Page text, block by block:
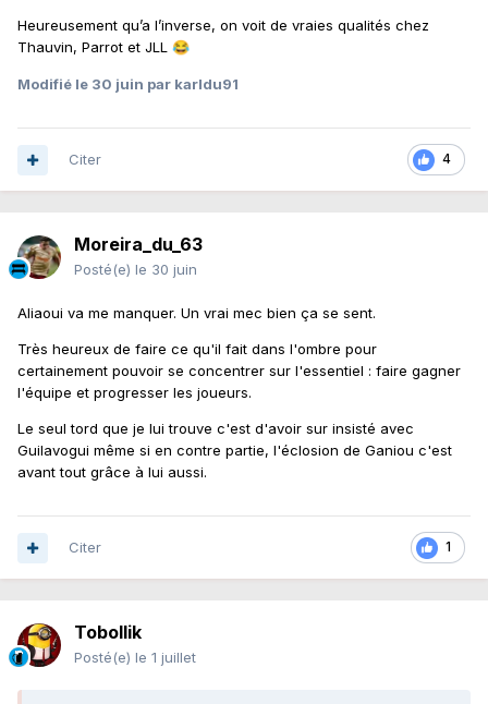
Heureusement qu’a l’inverse, on voit de vraies qualités chez
Thauvin, Parrot et JLL 😂
Modifié le 30 juin par karldu91
4
Citer
Moreira_du_63
Posté(e) le 30 juin
Aliaoui va me manquer. Un vrai mec bien ça se sent.
Très heureux de faire ce qu'il fait dans l'ombre pour
certainement pouvoir se concentrer sur l'essentiel : faire gagner
l'équipe et progresser les joueurs.
Le seul tord que je lui trouve c'est d'avoir sur insisté avec
Guilavogui même si en contre partie, l'éclosion de Ganiou c'est
avant tout grâce à lui aussi.
1
Citer
Tobollik
Posté(e) le 1 juillet